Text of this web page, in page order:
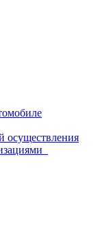
осуществления